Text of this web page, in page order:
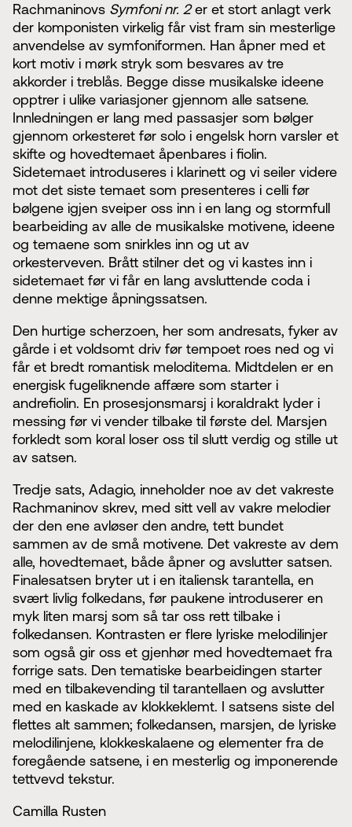
Rachmaninovs Symfoni nr. 2er et stort anlagt verk
der komponisten virkelig får vist fram sin mesterlige
anvendelse av symfoniformen. Han åpner med et
kort motiv i mørk stryk som besvares av tre
akkorder i treblås. Begge disse musikalske ideene
opptrer i ulike variasjoner gjennom alle satsene.
Innledningen er lang med passasjer som bølger
gjennom orkesteret før solo i engelsk horn varsler et
skifte og hovedtemaet åpenbares i fiolin.
Sidetemaet introduseres i klarinett og vi seiler videre
mot det siste temaet som presenteres i celli før
bølgene igjen sveiper oss inn i en lang og stormfull
bearbeiding av alle de musikalske motivene, ideene
og temaene som snirkles inn og ut av
orkesterveven. Brått stilner det og vi kastes inn i
sidetemaet før vi får en lang avsluttende coda i
denne mektige åpningssatsen.
Den hurtige scherzoen, her som andresats, fyker av
gårde i et voldsomt driv før tempoet roes ned og vi
får et bredt romantisk meloditema. Midtdelen er en
energisk fugeliknende affære som starter i
andrefiolin. En prosesjonsmarsj i koraldrakt lyder i
messing før vi vender tilbake til første del. Marsjen
forkledt som koral loser oss til slutt verdig og stille ut
av satsen.
Tredje sats, Adagio, inneholder noe av det vakreste
Rachmaninov skrev, med sitt vell av vakre melodier
der den ene avløser den andre, tett bundet
sammen av de små motivene. Det vakreste av dem
alle, hovedtemaet, både åpner og avslutter satsen.
Finalesatsen bryter ut i en italiensk tarantella, en
svært livlig folkedans, før paukene introduserer en
myk liten marsj som så tar oss rett tilbake i
folkedansen. Kontrasten er flere lyriske melodilinjer
som også gir oss et gjenhør med hovedtemaet fra
forrige sats. Den tematiske bearbeidingen starter
med en tilbakevending til tarantellaen og avslutter
med en kaskade av klokkeklemt. I satsens siste del
flettes alt sammen; folkedansen, marsjen, de lyriske
melodilinjene, klokkeskalaene og elementer fra de
foregående satsene, i en mesterlig og imponerende
tettvevd tekstur.
Camilla Rusten